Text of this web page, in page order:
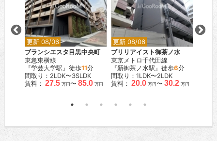
更新 08/06
ブランシエスタ目黒中央町
東急東横線
『学芸大学駅』徒歩11分
間取り：2LDK〜3SLDK
賃料： 27.5 万円〜 85.0 万円
更新 08/06
ブリリアイスト御茶ノ水
東京メトロ千代田線
『新御茶ノ水駅』徒歩6分
間取り：1LDK〜2LDK
賃料： 20.0 万円〜 30.2 万円